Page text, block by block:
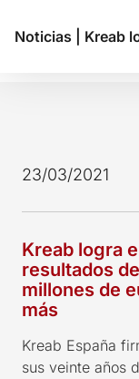
Noticias Kreab logra en 2020 los
23/03/2021
Kreab logra
resultados
millones de
más
Kreab España
sus veinte años